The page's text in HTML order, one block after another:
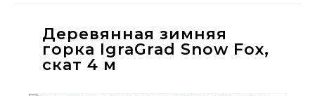
Деревянная зимняя
горка IgraGrad Snow Fox,
скат 4 м